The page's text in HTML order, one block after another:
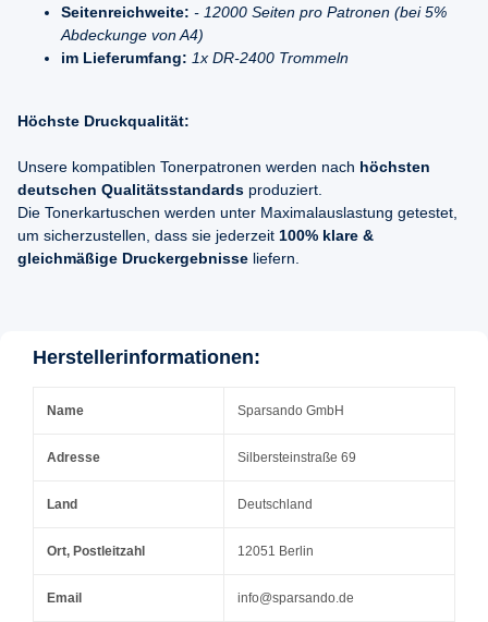
Seitenreichweite: - 12000 Seiten pro Patronen (bei 5%
Abdeckunge von A4)
im Lieferumfang: 1x DR-2400 Trommeln
Höchste Druckqualität:
Unsere kompatiblen Tonerpatronen werden nach höchsten
deutschen Qualitätsstandards produziert.
Die Tonerkartuschen werden unter Maximalauslastung getestet,
um sicherzustellen, dass sie jederzeit 100% klare &
gleichmäßige Druckergebnisse liefern.
Herstellerinformationen:
Name Sparsando GmbH
Adresse Silbersteinstraße 69
Land Deutschland
Ort, Postleitzahl 12051 Berlin
Email info@sparsando.de